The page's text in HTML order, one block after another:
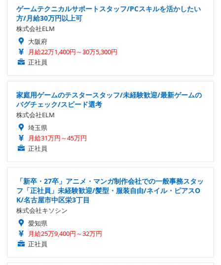
ゲームテクニカルサポートスタッフ/PCスキルを活かしたい
方/月給30万円以上可
株式会社ELM
大阪府
月給22万1,400円～30万5,300円
正社員
家庭用ゲームのテスタースタッフ/未経験歓迎/最新ゲームの
バグチェック/スピード選考
株式会社ELM
埼玉県
月給31万円～45万円
正社員
「新卒・27卒」アニメ・マンガ制作会社での一般事務スタッ
フ「正社員」未経験歓迎/髪型・服装自由/ネイル・ピアスO
K/名古屋市中区栄3丁目
株式会社キソシン
愛知県
月給25万9,400円～32万円
正社員